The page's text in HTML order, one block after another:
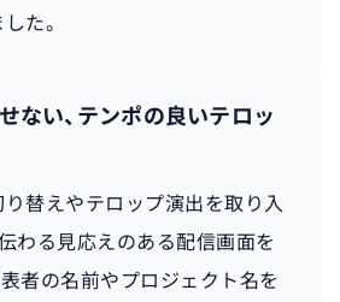
た。
ない、テンポの良いテロッ
替えやテロップ演出を取り入
わる見応えのある配信画面を
者の名前やプロジェクト名を